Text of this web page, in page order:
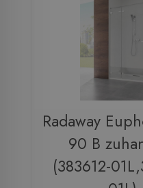
Radaway
90 B
(383612-